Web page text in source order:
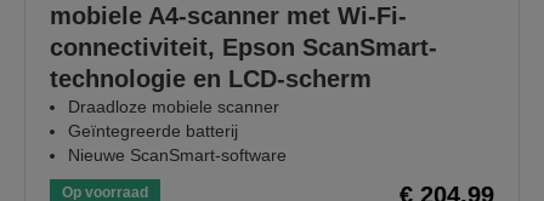
mobiele A4-scanner met Wi-Fi-
connectiviteit, Epson ScanSmart-
technologie en LCD-scherm
Draadloze mobiele scanner
Geïntegreerde batterij
Nieuwe ScanSmart-software
Op voorraad € 204,99